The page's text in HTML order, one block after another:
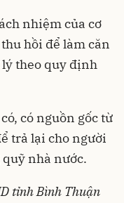
nhiệm của cơ
hồi để làm căn
theo quy định
có nguồn gốc từ
trả lại cho người
nhà nước.
tỉnh Bình Thuận